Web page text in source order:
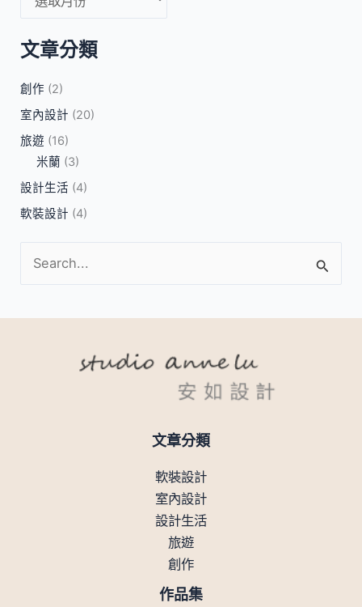
文章分類
創作 (2)
室內設計 (20)
旅遊 (16)
米蘭 (3)
設計生活 (4)
軟裝設計 (4)
文章分類
軟裝設計
室內設計
設計生活
旅遊
創作
作品集